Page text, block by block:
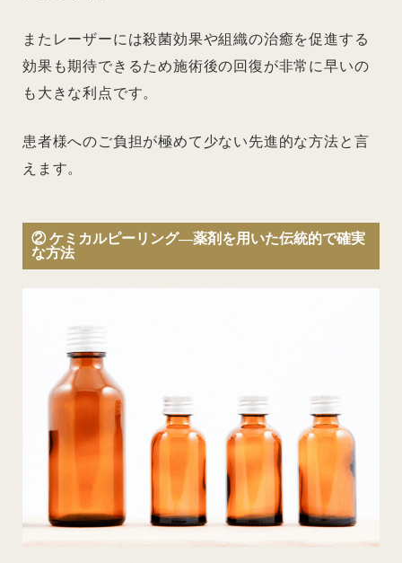
またレーザーには殺菌効果や組織の治癒を促進する
効果も期待できるため施術後の回復が非常に早いの
も大きな利点です。
患者様へのご負担が極めて少ない先進的な方法と言
えます。
② ケミカルピーリング―薬剤を用いた伝統的で確実
な方法